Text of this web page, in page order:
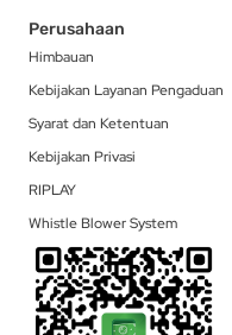
Perusahaan
Himbauan
Kebijakan Layanan Pengaduan
Syarat dan Ketentuan
Kebijakan Privasi
RIPLAY
Whistle Blower System